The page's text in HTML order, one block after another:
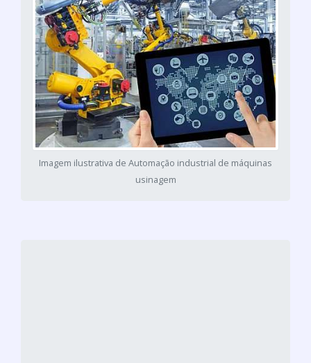
Imagem ilustrativa de Automação industrial de máquinas
usinagem